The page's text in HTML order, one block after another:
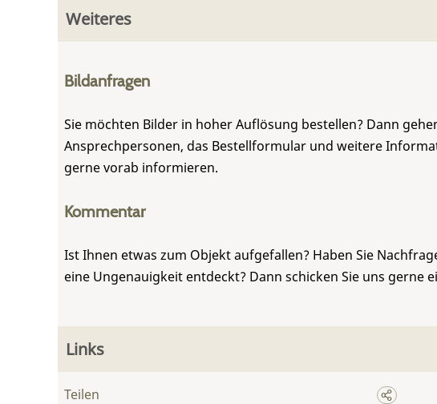
Weiteres
Bildanfragen
Sie möchten Bilder in hoher Auflösung bestellen? Dann
Ansprechpersonen, das Bestellformular und weitere
gerne vorab informieren.
Kommentar
Ist Ihnen etwas zum Objekt aufgefallen? Haben Sie
eine Ungenauigkeit entdeckt? Dann schicken Sie uns gerne
Links
Teilen